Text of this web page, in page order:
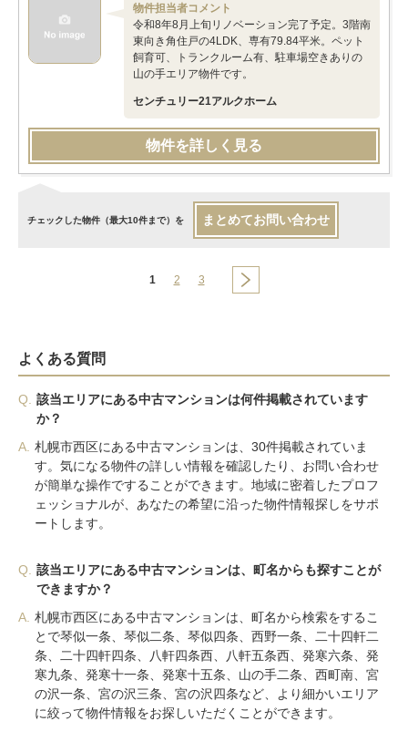
物件担当者コメント
令和8年8月上旬リノベーション完了予定。3階南
東向き角住戸の4LDK、専有79.84平米。ペット
飼育可、トランクルーム有、駐車場空きありの
山の手エリア物件です。
センチュリー21アルクホーム
物件を詳しく見る
チェックした物件（最大10件まで）を まとめてお問い合わせ
1 2 3
よくある質問
Q.
該当エリアにある中古マンションは何件掲載されています
か？
A. 札幌市西区にある中古マンションは、30件掲載されていま
す。気になる物件の詳しい情報を確認したり、お問い合わせ
が簡単な操作ですることができます。地域に密着したプロフ
ェッショナルが、あなたの希望に沿った物件情報探しをサポ
ートします。
Q.
該当エリアにある中古マンションは、町名からも探すことが
できますか？
A. 札幌市西区にある中古マンションは、町名から検索をするこ
とで琴似一条、琴似二条、琴似四条、西野一条、二十四軒二
条、二十四軒四条、八軒四条西、八軒五条西、発寒六条、発
寒九条、発寒十一条、発寒十五条、山の手二条、西町南、宮
の沢一条、宮の沢三条、宮の沢四条など、より細かいエリア
に絞って物件情報をお探しいただくことができます。